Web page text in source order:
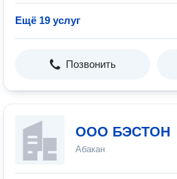
Ещё 19 услуг
Позвонить
ООО БЭСТОН
Абакан